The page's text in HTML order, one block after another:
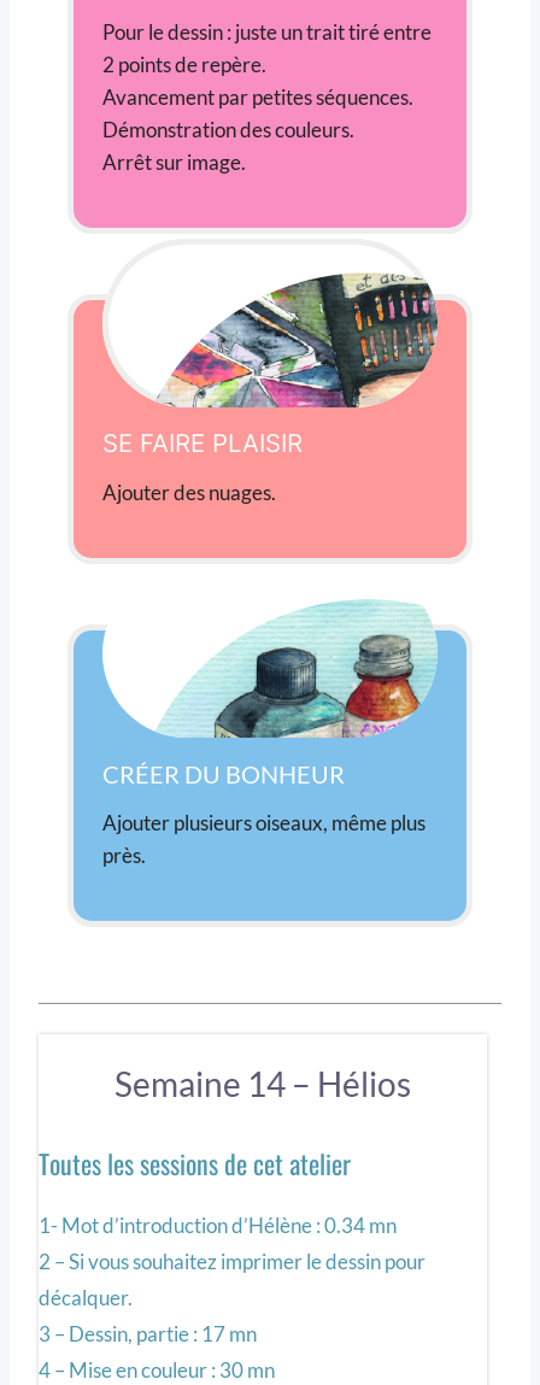
Pour le dessin : juste un trait tiré entre
2 points de repère.
Avancement par petites séquences.
Démonstration des couleurs.
Arrêt sur image.
SE FAIRE PLAISIR
Ajouter des nuages.
CRÉER DU BONHEUR
Ajouter plusieurs oiseaux, même plus
près.
Semaine 14 – Hélios
Toutes les sessions de cet atelier
1- Mot d’introduction d’Hélène : 0.34 mn
2 – Si vous souhaitez imprimer le dessin pour
décalquer.
3 – Dessin, partie : 17 mn
4 – Mise en couleur : 30 mn